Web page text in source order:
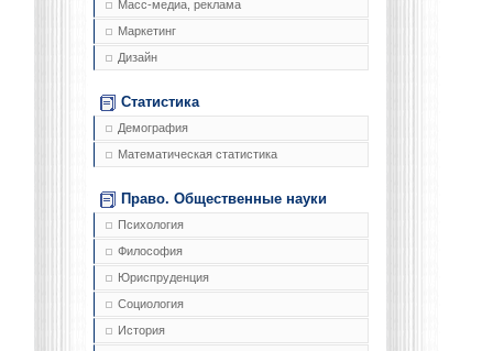
Масс-медиа, реклама
Маркетинг
Дизайн
Статистика
Демография
Математическая статистика
Право. Общественные науки
Психология
Философия
Юриспруденция
Социология
История